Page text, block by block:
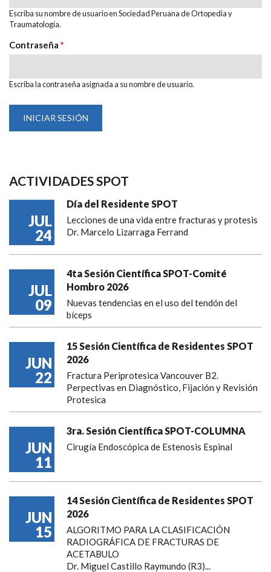
Escriba su nombre de usuario en Sociedad Peruana de Ortopedia y
Traumatología.
Contraseña *
Escriba la contraseña asignada a su nombre de usuario.
ACTIVIDADES SPOT
JUL
24
Día del Residente SPOT
Lecciones de una vida entre fracturas y protesis
Dr. Marcelo Lizarraga Ferrand
JUL
09
4ta Sesión Científica SPOT-Comité
Hombro 2026
Nuevas tendencias en el uso del tendón del
bíceps
JUN
22
15 Sesión Científica de Residentes SPOT
2026
Fractura Periprotesica Vancouver B2.
Perpectivas en Diagnóstico, Fijación y Revisión
Protesica
JUN
11
3ra. Sesión Científica SPOT-COLUMNA
Cirugía Endoscópica de Estenosis Espinal
JUN
15
14 Sesión Científica de Residentes SPOT
2026
ALGORITMO PARA LA CLASIFICACIÓN
RADIOGRÁFICA DE FRACTURAS DE
ACETABULO
Dr. Miguel Castillo Raymundo (R3)...